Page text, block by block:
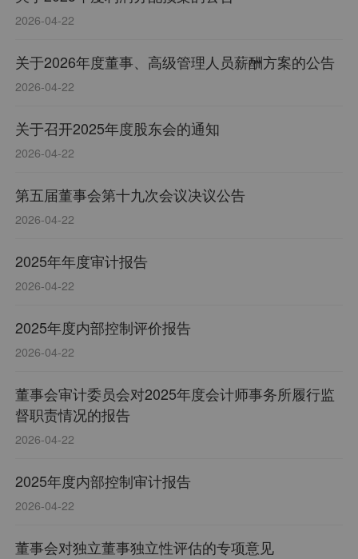
2026-04-22
关于2026年度董事、高级管理人员薪酬方案的公告
2026-04-22
关于召开2025年度股东会的通知
2026-04-22
第五届董事会第十九次会议决议公告
2026-04-22
2025年年度审计报告
2026-04-22
2025年度内部控制评价报告
2026-04-22
董事会审计委员会对2025年度会计师事务所履行监
督职责情况的报告
2026-04-22
2025年度内部控制审计报告
2026-04-22
董事会对独立董事独立性评估的专项意见